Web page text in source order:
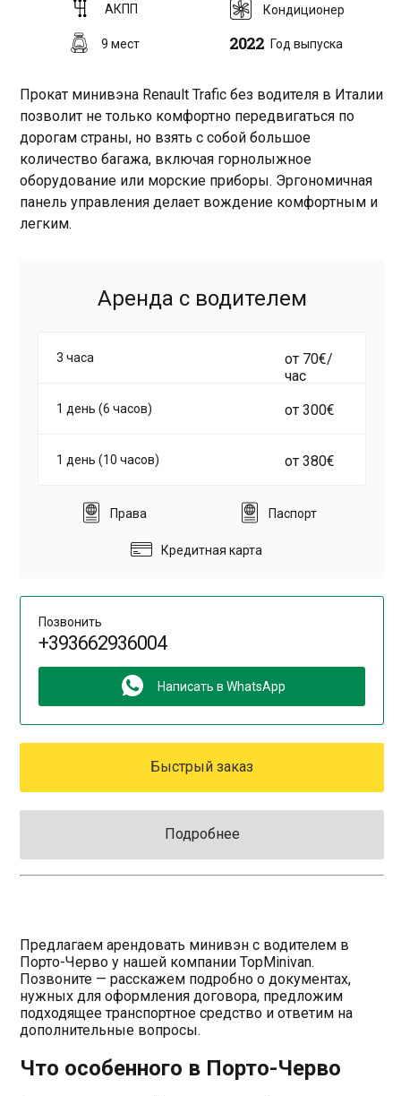
AКПП Кондиционер
9 мест 2022 Год выпуска
Прокат минивэна Renault Trafic без водителя в Италии
позволит не только комфортно передвигаться по
дорогам страны, но взять с собой большое
количество багажа, включая горнолыжное
оборудование или морские приборы. Эргономичная
панель управления делает вождение комфортным и
легким.
Аренда с водителем
3 часа
от 70€/
час
1 день (6 часов) от 300€
1 день (10 часов) от 380€
Права Паспорт
Кредитная карта
Позвонить
+393662936004
Написать в WhatsApp
Быстрый заказ
Подробнее
Предлагаем арендовать минивэн с водителем в
Порто-Черво у нашей компании TopMinivan.
Позвоните — расскажем подробно о документах,
нужных для оформления договора, предложим
подходящее транспортное средство и ответим на
дополнительные вопросы.
Что особенного в Порто-Черво